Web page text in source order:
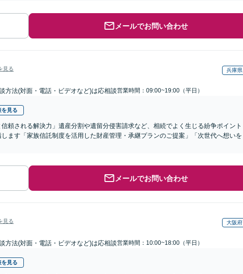
メールでお問い合わせ
見る 兵庫県
方法(対面・電話・ビデオなど)は応相談営業時間：09:00~19:00（平日）
を見る
信頼される解決力」遺産分割や遺留分侵害請求など、相続でよく生じる紛争ポイント
ます「家族信託制度を活用した財産管理・承継プランのご提案」「次世代へ想いを
メールでお問い合わせ
見る 大阪府
方法(対面・電話・ビデオなど)は応相談営業時間：10:00~18:00（平日）
を見る